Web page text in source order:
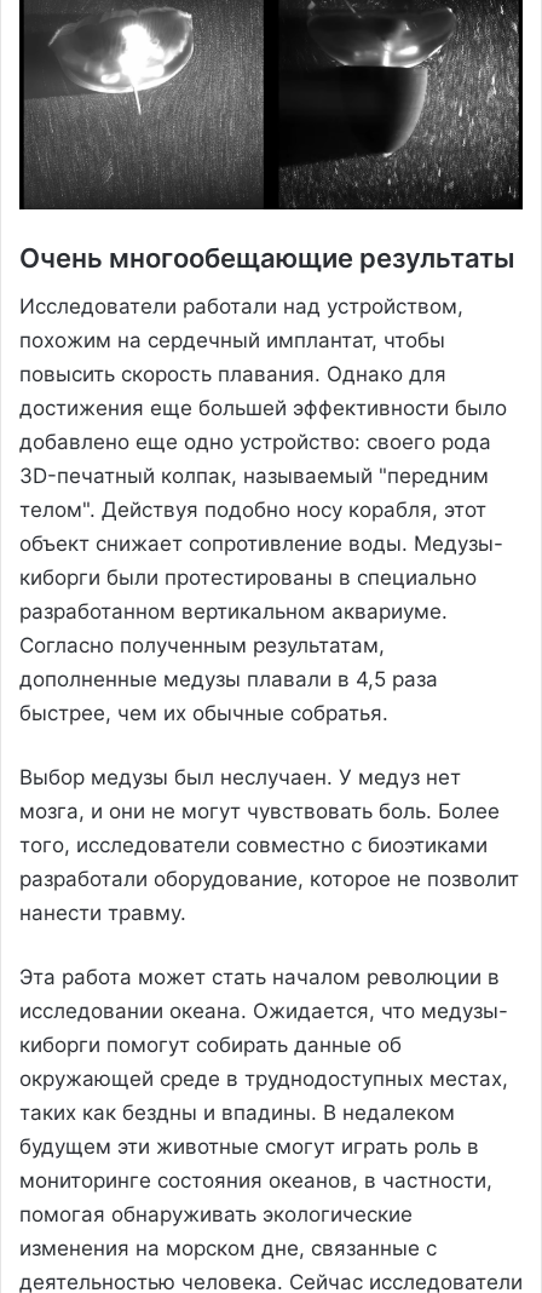
Очень многообещающие результаты
Исследователи работали над устройством,
похожим на сердечный имплантат, чтобы
повысить скорость плавания. Однако для
достижения еще большей эффективности было
добавлено еще одно устройство: своего рода
3D-печатный колпак, называемый "передним
телом". Действуя подобно носу корабля, этот
объект снижает сопротивление воды. Медузы-
киборги были протестированы в специально
разработанном вертикальном аквариуме.
Согласно полученным результатам,
дополненные медузы плавали в 4,5 раза
быстрее, чем их обычные собратья.
Выбор медузы был неслучаен. У медуз нет
мозга, и они не могут чувствовать боль. Более
того, исследователи совместно с биоэтиками
разработали оборудование, которое не позволит
нанести травму.
Эта работа может стать началом революции в
исследовании океана. Ожидается, что медузы-
киборги помогут собирать данные об
окружающей среде в труднодоступных местах,
таких как бездны и впадины. В недалеком
будущем эти животные смогут играть роль в
мониторинге состояния океанов, в частности,
помогая обнаруживать экологические
изменения на морском дне, связанные с
деятельностью человека. Сейчас исследователи